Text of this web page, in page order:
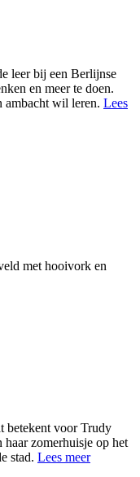
leer bij een Berlijnse
en meer te doen.
ambacht wil leren. Lees
met hooivork en
betekent voor Trudy
zomerhuisje op het
stad. Lees meer